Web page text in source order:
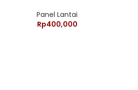
Panel Lantai
Rp400,000